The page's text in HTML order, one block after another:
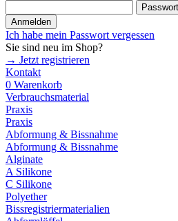
Anmelden
Ich habe mein Passwort vergessen
Sie sind neu im Shop?
→ Jetzt registrieren
Kontakt
0 Warenkorb
Verbrauchsmaterial
Praxis
Praxis
Abformung & Bissnahme
Abformung & Bissnahme
Alginate
A Silikone
C Silikone
Polyether
Bissregistriermaterialien